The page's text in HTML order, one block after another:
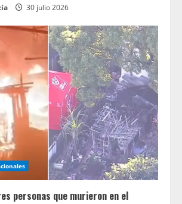
30 julio 2026
personas que murieron en el